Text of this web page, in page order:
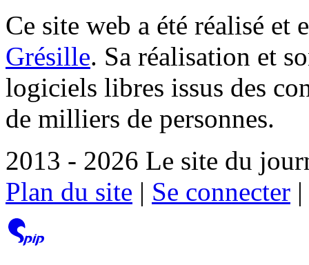
Ce site web a été réalisé et
Grésille. Sa réalisation et
logiciels libres issus des
de milliers de personnes.
2013 - 2026 Le site du
Plan du site | Se connecter |